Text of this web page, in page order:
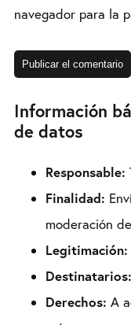
navegador para la
Información
de datos
Responsable:
Finalidad:
moderación
Legitimación:
Destinatarios:
Derechos: A